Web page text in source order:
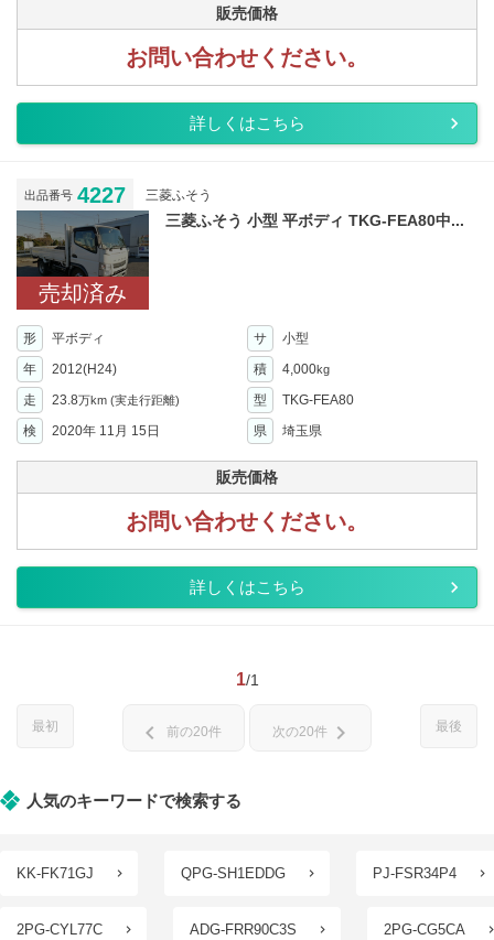
販売価格
お問い合わせください。
詳しくはこちら
出品番号 4227 三菱ふそう
売却済み
三菱ふそう 小型 平ボディ TKG-FEA80中...
形 平ボディ サ
小型
年
2012(H24) 積 4,000kg
走 23.8万km (実走行距離) 型
TKG-FEA80
検
2020年 11月 15日 県 埼玉県
販売価格
お問い合わせください。
詳しくはこちら
1/1
最初 最後
chevron_left 前の20件 次の20件 chevron_right
人気のキーワードで検索する
KK-FK71GJ QPG-SH1EDDG PJ-FSR34P4
2PG-CYL77C ADG-FRR90C3S 2PG-CG5CA